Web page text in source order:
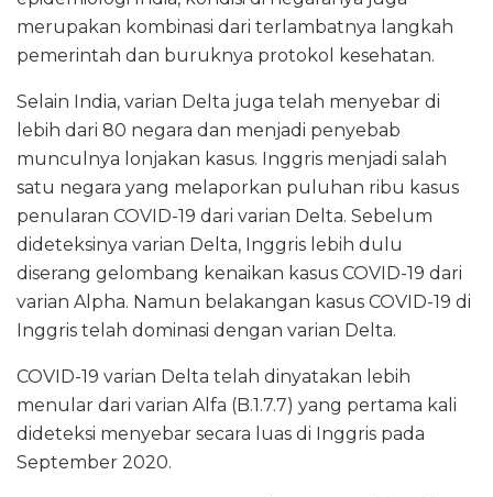
merupakan kombinasi dari terlambatnya langkah
pemerintah dan buruknya protokol kesehatan.
Selain India, varian Delta juga telah menyebar di
lebih dari 80 negara dan menjadi penyebab
munculnya lonjakan kasus. Inggris menjadi salah
satu negara yang melaporkan puluhan ribu kasus
penularan COVID-19 dari varian Delta. Sebelum
dideteksinya varian Delta, Inggris lebih dulu
diserang gelombang kenaikan kasus COVID-19 dari
varian Alpha. Namun belakangan kasus COVID-19 di
Inggris telah dominasi dengan varian Delta.
COVID-19 varian Delta telah dinyatakan lebih
menular dari varian Alfa (B.1.7.7) yang pertama kali
dideteksi menyebar secara luas di Inggris pada
September 2020.